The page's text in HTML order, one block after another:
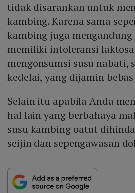
tidak disarankan untuk
kambing. Karena sama
kambing juga mengandung
memiliki intoleransi
mengonsumsi susu nabati,
kedelai, yang dijamin
Selain itu apabila Anda
hal lain yang berbahaya
susu kambing oatut
seijin dan sepengawasan